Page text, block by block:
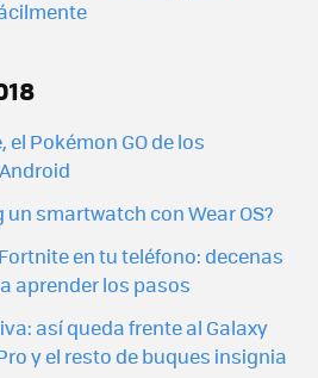
Pokémon GO de los
smartwatch con Wear OS?
en tu teléfono: decenas
aprender los pasos
así queda frente al Galaxy
y el resto de buques insignia